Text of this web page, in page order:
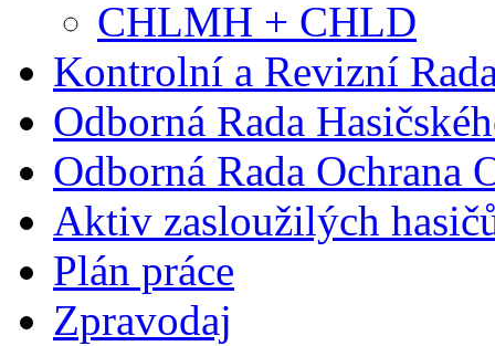
CHLMH + CHLD
Kontrolní a Revizní
Odborná Rada
Odborná Rada Ochrana
Aktiv zasloužilých
Plán práce
Zpravodaj